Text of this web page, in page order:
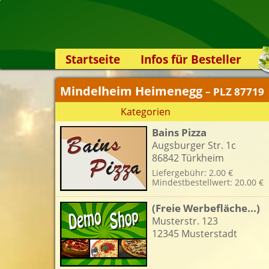
Startseite
Infos für Besteller
Lieferservice-App
Weiterempfehlen
Newsletter
Sicherheit
Kontakt
Mindelheim Heimenegg – PLZ 87719
Kategorien
Bains Pizza
Augsburger Str. 1c
86842 Türkheim
Liefergebühr: 2.00 €
Mindestbestellwert: 20.00 €
(Freie Werbefläche...)
Musterstr. 123
12345 Musterstadt